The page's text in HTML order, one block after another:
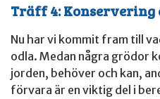
Träff 4:
Nu har vi kommit fram till
odla. Medan några grödor
jorden, behöver och kan,
förvara är en viktig del i